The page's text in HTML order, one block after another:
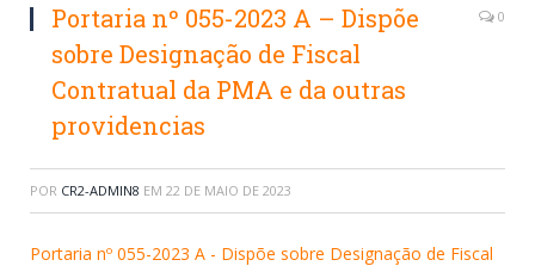
Portaria nº 055-2023 A – Dispõe
sobre Designação de Fiscal
Contratual da PMA e da outras
providencias
0
POR CR2-ADMIN8 EM 22 DE MAIO DE 2023
Portaria nº 055-2023 A - Dispõe sobre Designação de Fiscal